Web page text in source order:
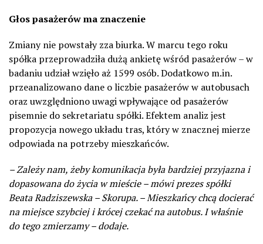
Głos pasażerów ma znaczenie
Zmiany nie powstały zza biurka. W marcu tego roku
spółka przeprowadziła dużą ankietę wśród pasażerów – w
badaniu udział wzięło aż 1599 osób. Dodatkowo m.in.
przeanalizowano dane o liczbie pasażerów w autobusach
oraz uwzględniono uwagi wpływające od pasażerów
pisemnie do sekretariatu spółki. Efektem analiz jest
propozycja nowego układu tras, który w znacznej mierze
odpowiada na potrzeby mieszkańców.
– Zależy nam, żeby komunikacja była bardziej przyjazna i
dopasowana do życia w mieście – mówi prezes spółki
Beata Radziszewska – Skorupa. – Mieszkańcy chcą docierać
na miejsce szybciej i krócej czekać na autobus. I właśnie
do tego zmierzamy – dodaje.